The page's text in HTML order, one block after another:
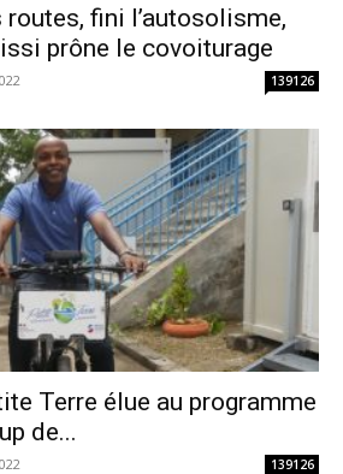
fini l’autosolisme,
prône le covoiturage
139126
Terre élue au programme
de...
139126